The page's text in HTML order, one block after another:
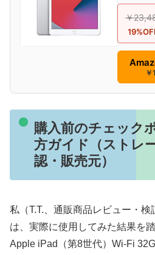
￥
購入前のチェック
方ガイド（ストレ
認・販売元）
私（T.T.、通販商品レビュー・検
は、実際に使用してみた結果を
Apple iPad（第8世代）Wi‑Fi